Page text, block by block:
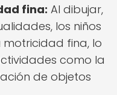
fina: Al dibujar,
los niños
motricidad fina, lo
como la
de objetos